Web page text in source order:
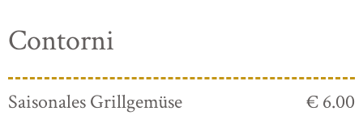
Contorni
Saisonales Grillgemüse € 6.00